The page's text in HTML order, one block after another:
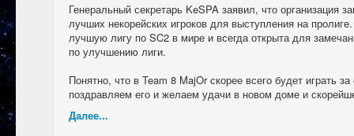
Генеральный секретарь KeSPA заявил, что организация
лучших некорейских игроков для выступления на
лучшую лигу по SC2 в мире и всегда открыта для
по улучшению лиги.
Понятно, что в Team 8 MajOr скорее всего будет играть
поздравляем его и желаем удачи в новом доме и
Далее...